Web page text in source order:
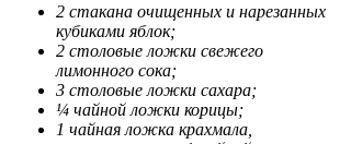
2 стакана очищенных и нарезанных
кубиками яблок;
2 столовые ложки свежего
лимонного сока;
3 столовые ложки сахара;
¼ чайной ложки корицы;
1 чайная ложка крахмала,